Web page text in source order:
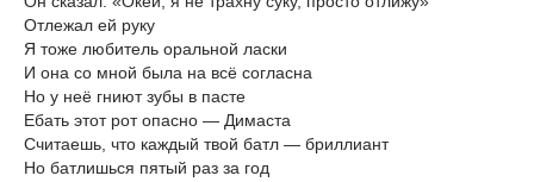
Отлежал ей руку
Я тоже любитель оральной ласки
И она со мной была на всё согласна
Но у неё гниют зубы в пасте
Ебать этот рот опасно — Димаста
Считаешь, что каждый твой батл — бриллиант
Но батлишься пятый раз за год